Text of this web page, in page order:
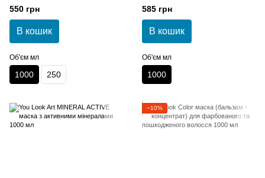
550 грн
В кошик
Об'єм мл
1000 250
колагеном 1000 мл
585 грн
В кошик
Об'єм мл
1000
−10%